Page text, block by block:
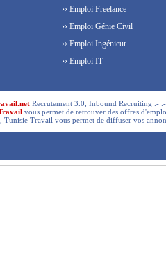
›› Emploi Freelance
›› Emploi Génie Civil
›› Emploi Ingénieur
›› Emploi IT
Recrutement 3.0, Inbound Recruiting .-
vous permet de retrouver des offres
Tunisie Travail vous permet de diffuser vos